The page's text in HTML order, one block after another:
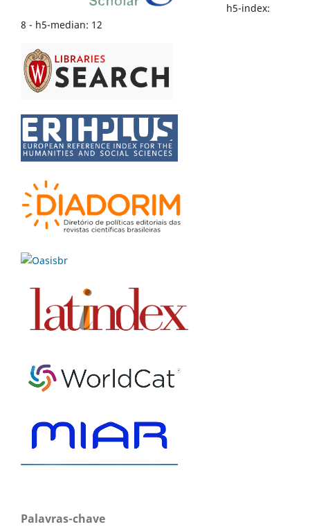
h5-index:
8 - h5-median: 12
Palavras-chave